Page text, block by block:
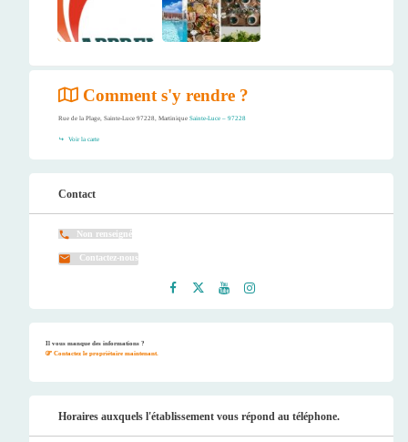
Comment s'y rendre ?
Rue de la Plage, Sainte-Luce 97228, Martinique Sainte-Luce – 97228
Voir la carte
Contact
Non renseigné
Contactez-nous
Il vous manque des informations ?
Contactez le propriétaire maintenant.
Horaires auxquels l'établissement vous répond au téléphone.